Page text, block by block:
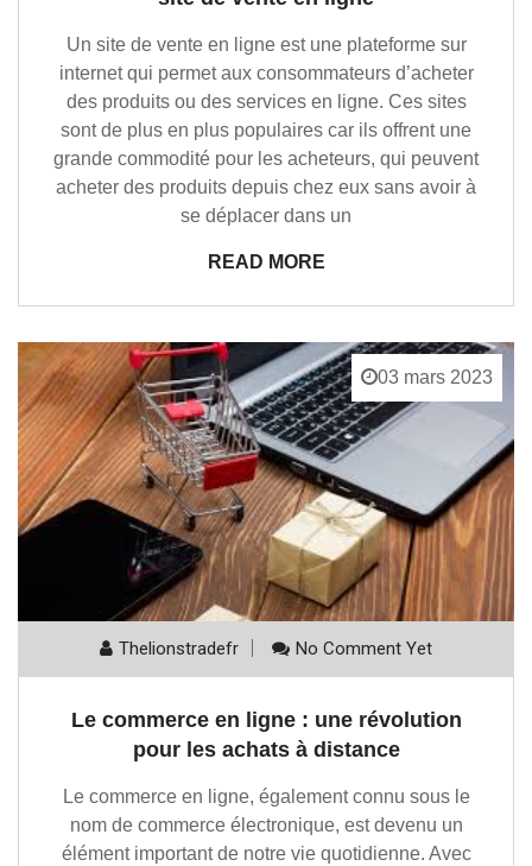
Un site de vente en ligne est une plateforme sur
internet qui permet aux consommateurs d’acheter
des produits ou des services en ligne. Ces sites
sont de plus en plus populaires car ils offrent une
grande commodité pour les acheteurs, qui peuvent
acheter des produits depuis chez eux sans avoir à
se déplacer dans un
READ MORE
03 mars 2023
Thelionstradefr No Comment Yet
Le commerce en ligne : une révolution
pour les achats à distance
Le commerce en ligne, également connu sous le
nom de commerce électronique, est devenu un
élément important de notre vie quotidienne. Avec